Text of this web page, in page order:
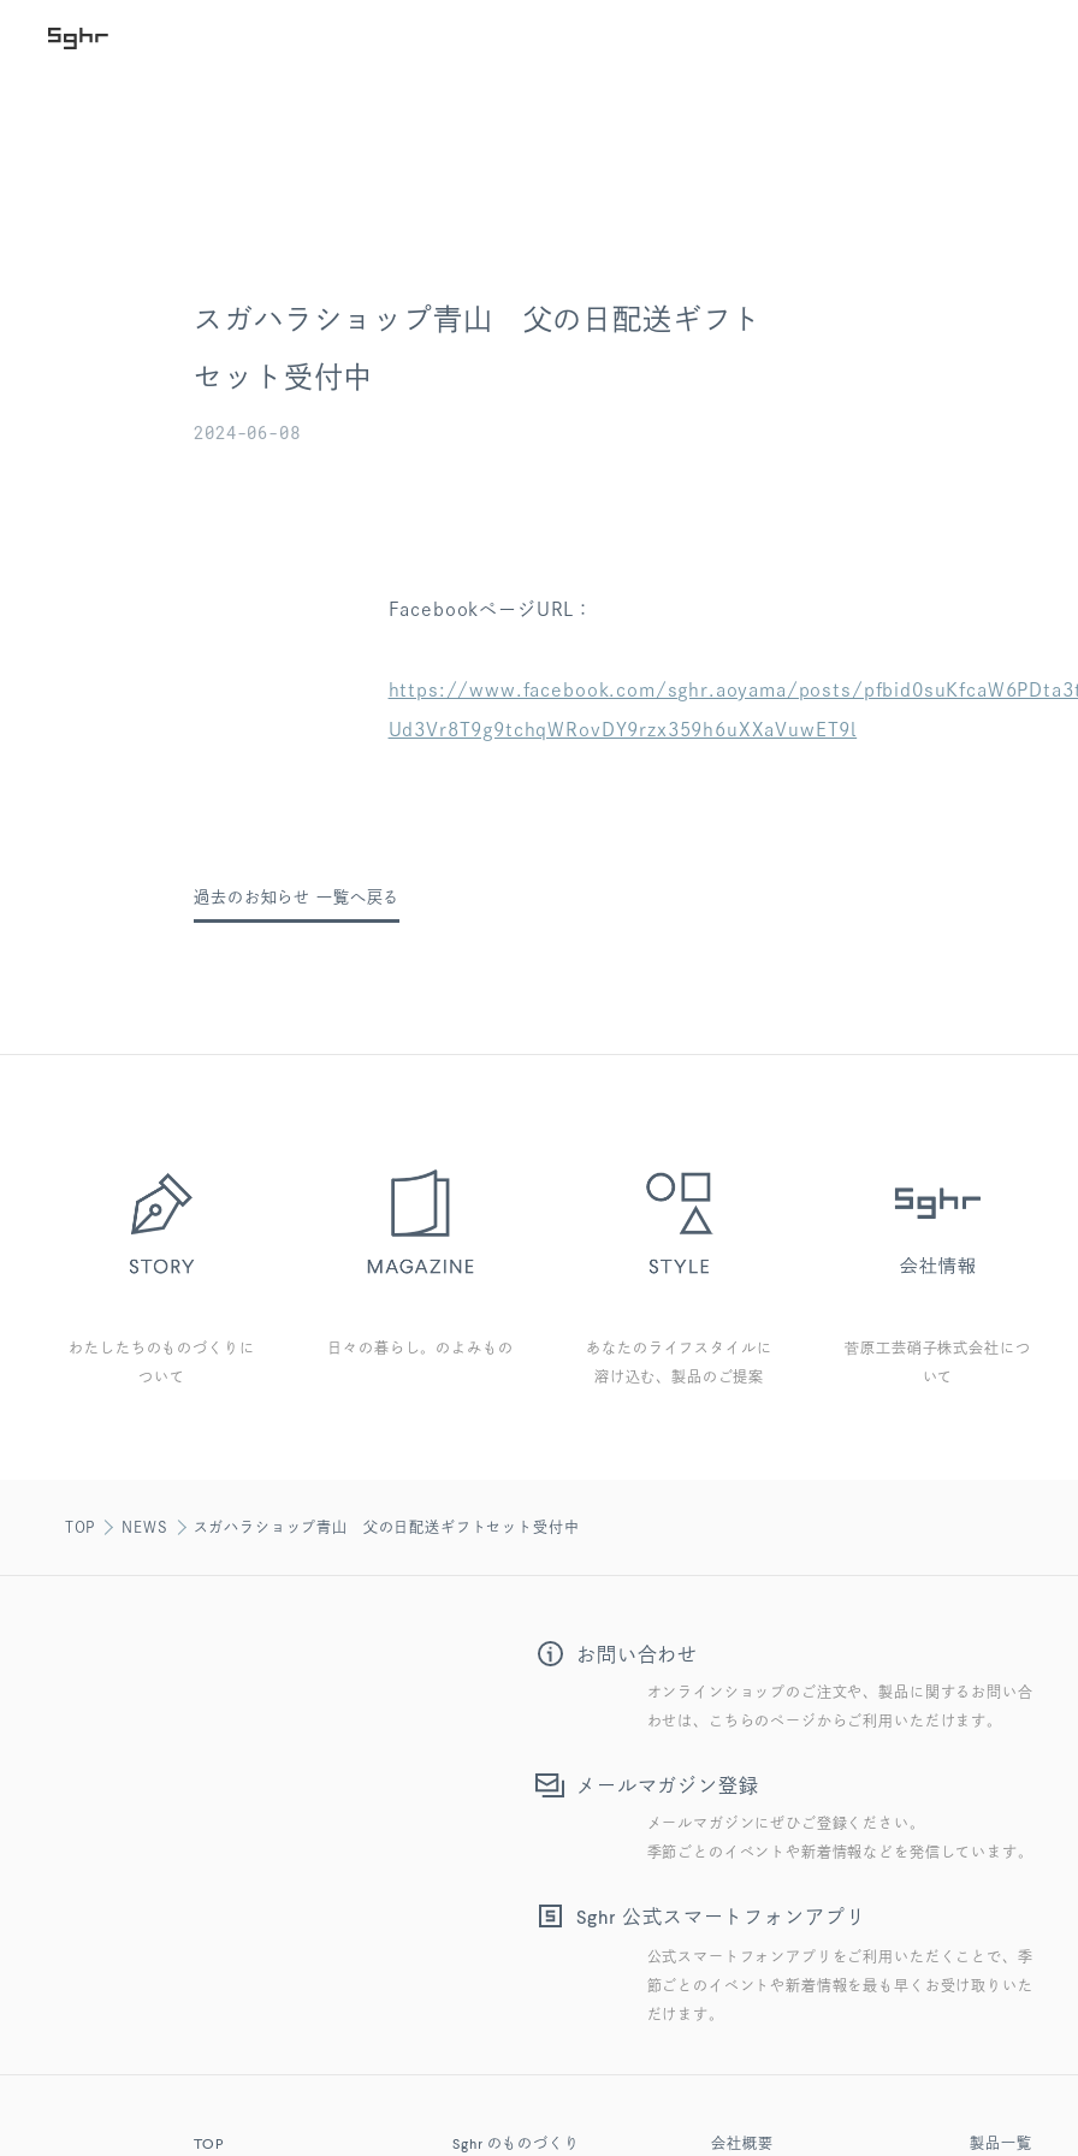
スガハラショップ青山 父の日配送ギフト
セット受付中
2024-06-08
FacebookページURL：
https://www.facebook.com/sghr.aoyama/posts/
Ud3Vr8T9g9tchqWRovDY9rzx359h6uXXaVuwET9l
過去のお知らせ 一覧へ戻る
わたしたちのものづくりに
ついて
日々の暮らし。のよみもの
あなたのライフスタイルに
溶け込む、製品のご提案
菅原工芸硝子株式会社につ
いて
TOP NEWS スガハラショップ青山 父の日配送ギフトセット受付中
お問い合わせ
オンラインショップのご注文や、製品に関するお問い合
わせは、こちらのページからご利用いただけます。
メールマガジン登録
メールマガジンにぜひご登録ください。
季節ごとのイベントや新着情報などを発信しています。
Sghr 公式スマートフォンアプリ
公式スマートフォンアプリをご利用いただくことで、季
節ごとのイベントや新着情報を最も早くお受け取りいた
だけます。
TOP Sghr のものづくり 会社概要 製品一覧